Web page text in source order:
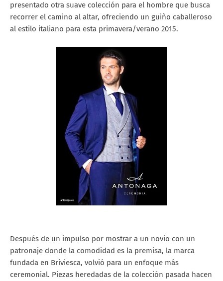
presentado otra suave colección para el hombre que busca
recorrer el camino al altar, ofreciendo un guiño caballeroso
al estilo italiano para esta primavera/verano 2015.
Después de un impulso por mostrar a un novio con un
patronaje donde la comodidad es la premisa, la marca
fundada en Briviesca, volvió para un enfoque más
ceremonial. Piezas heredadas de la colección pasada hacen